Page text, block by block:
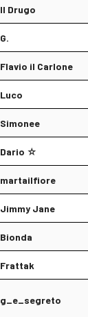
Il Drugo
G.
Flavio il Carlone
Luco
Simonee
Dario ☆
martailfiore
Jimmy Jane
Bionda
Frattak
g_e_segreto